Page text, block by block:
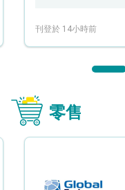
刊登於 14小時前
零售